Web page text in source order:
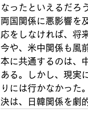
なったといえるだろ
両国関係に悪影響を
応をしなければ、将
今や、米中関係も風
本に共通するのは、
ある。しかし、現実
りには行かなかった
決は、日韓関係を劇